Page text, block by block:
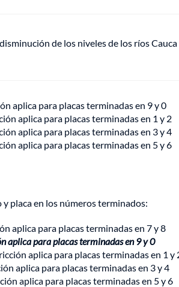
de los niveles de los ríos
aplica para placas terminadas en 9 y 0
aplica para placas terminadas en 1 y 2
aplica para placas terminadas en 3 y 4
aplica para placas terminadas en 5 y 6
y placa en los números terminados:
aplica para placas terminadas en 7 y 8
aplica para placas terminadas en 9 y 0
aplica para placas terminadas en 1 y
aplica para placas terminadas en 3 y 4
aplica para placas terminadas en 5 y 6